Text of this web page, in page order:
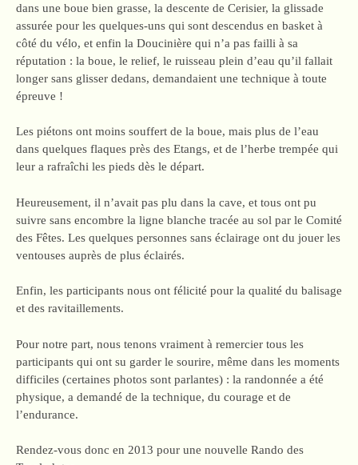
dans une boue bien grasse, la descente de Cerisier, la glissade
assurée pour les quelques-uns qui sont descendus en basket à
côté du vélo, et enfin la Doucinière qui n’a pas failli à sa
réputation : la boue, le relief, le ruisseau plein d’eau qu’il fallait
longer sans glisser dedans, demandaient une technique à toute
épreuve !
Les piétons ont moins souffert de la boue, mais plus de l’eau
dans quelques flaques près des Etangs, et de l’herbe trempée qui
leur a rafraîchi les pieds dès le départ.
Heureusement, il n’avait pas plu dans la cave, et tous ont pu
suivre sans encombre la ligne blanche tracée au sol par le Comité
des Fêtes. Les quelques personnes sans éclairage ont du jouer les
ventouses auprès de plus éclairés.
Enfin, les participants nous ont félicité pour la qualité du balisage
et des ravitaillements.
Pour notre part, nous tenons vraiment à remercier tous les
participants qui ont su garder le sourire, même dans les moments
difficiles (certaines photos sont parlantes) : la randonnée a été
physique, a demandé de la technique, du courage et de
l’endurance.
Rendez-vous donc en 2013 pour une nouvelle Rando des